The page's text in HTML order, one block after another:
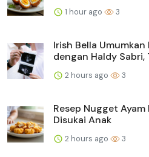
1 hour ago 3
Irish Bella
dengan Haldy Sabri,
2 hours ago 3
Resep Nugget
Disukai Anak
2 hours ago 3